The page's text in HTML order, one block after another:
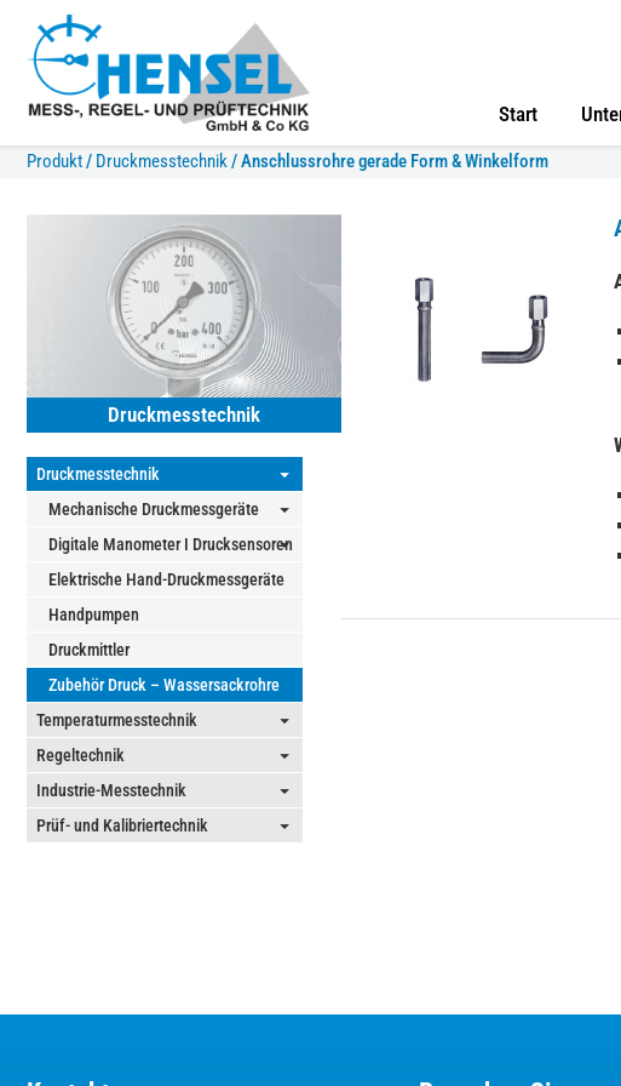
Start
Produkt/ Druckmesstechnik/Anschlussrohre gerade Form & Winkelform
Druckmesstechnik
Druckmesstechnik
Mechanische Druckmessgeräte
⏷
Digitale Manometer I Drucksensoren
⏷
Elektrische Hand-Druckmessgeräte
Handpumpen
Druckmittler
Zubehör Druck – Wassersackrohre
⏷
Temperaturmesstechnik
⏷
Regeltechnik
⏷
Industrie-Messtechnik
⏷
Prüf- und Kalibriertechnik
⏷